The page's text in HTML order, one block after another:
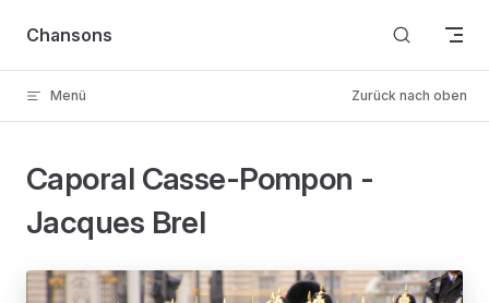
Skip to content
Chansons
Menü Zurück nach oben
Caporal Casse-Pompon -
Jacques Brel